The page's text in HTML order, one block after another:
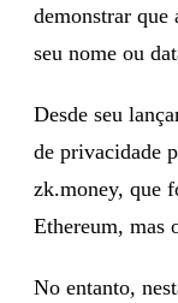
demonstrar que
seu nome ou
Desde seu
de privacidade
zk.money, que
Ethereum, mas
No entanto,